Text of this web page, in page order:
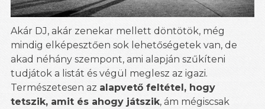
Akár DJ, akár zenekar mellett döntötök, még
mindig elképesztően sok lehetőségetek van, de
akad néhány szempont, ami alapján szűkíteni
tudjátok a listát és végül meglesz az igazi.
Természetesen az alapvető feltétel, hogy
tetszik, amit és ahogy játszik, ám mégiscsak